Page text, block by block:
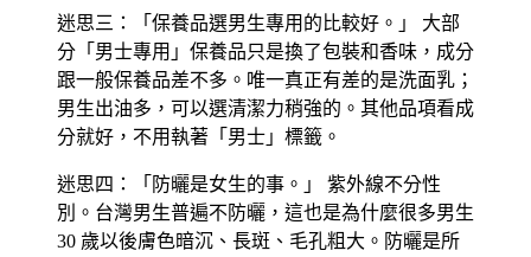
迷思三：「保養品選男生專用的比較好。」
大部
分「男士專用」保養品只是換了包裝和香味，成分
跟一般保養品差不多。唯一真正有差的是洗面乳；
男生出油多，可以選清潔力稍強的。其他品項看成
分就好，不用執著「男士」標籤。
迷思四：「防曬是女生的事。」
紫外線不分性
別。台灣男生普遍不防曬，這也是為什麼很多男生
30 歲以後膚色暗沉、長斑、毛孔粗大。防曬是所